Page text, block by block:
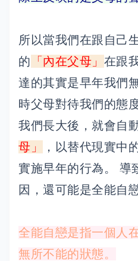
所以當我們在跟自己
的 「內在父母」 在跟
達的其實是早年我們
時父母對待我們的態度
我們長大後，就會自
母」
，以替代現實中
實施早年的行為。 導
因，還可能是全能自戀
全能自戀是指一個人
無所不能的狀態。